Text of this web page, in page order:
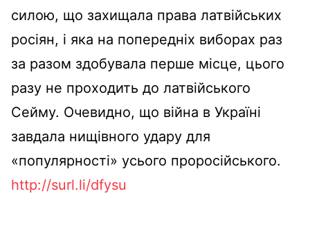
силою, що захищала права латвійських
росіян, і яка на попередніх виборах раз
за разом здобувала перше місце, цього
разу не проходить до латвійського
Сейму. Очевидно, що війна в Україні
завдала нищівного удару для
«популярності» усього проросійського.
http://surl.li/dfysu